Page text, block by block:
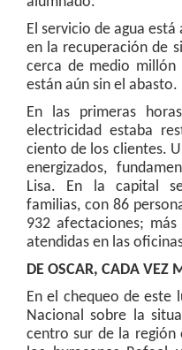
El servicio de agua
en la recuperación de
cerca de medio millón
están aún sin el abasto.
En las primeras
electricidad estaba
ciento de los clientes.
energizados,
Lisa. En la capital
familias, con 86
932 afectaciones;
atendidas en las
DE OSCAR, CADA VEZ
En el chequeo de este
Nacional sobre la
centro sur de la